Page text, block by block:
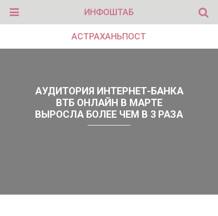
ИНФОШТАБ
АСТРАХАНЬПОСТ
АУДИТОРИЯ ИНТЕРНЕТ-БАНКА
ВТБ ОНЛАЙН В МАРТЕ
ВЫРОСЛА БОЛЕЕ ЧЕМ В 3 РАЗА